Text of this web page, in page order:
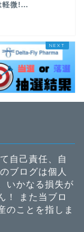
軽微!...
自己責任、自
ブログは個人
いかなる損失が
！ また当ブロ
のことを指しま